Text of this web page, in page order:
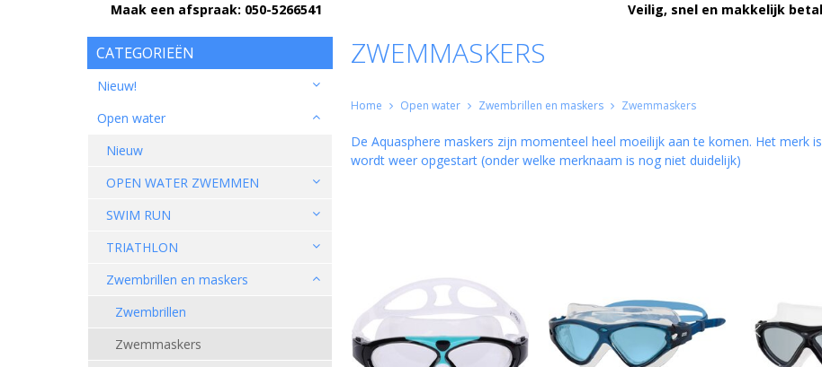
Maak een afspraak: 050-5266541
Veilig, snel en makkelijk
CATEGORIEËN
Nieuw!
Open water
Nieuw
OPEN WATER ZWEMMEN
SWIM RUN
TRIATHLON
Zwembrillen en maskers
Zwembrillen
Zwemmaskers
ZWEMMASKERS
Home Open water Zwembrillen en maskers Zwemmaskers
De Aquasphere maskers zijn momenteel heel moeilijk aan te komen. Het merk
wordt weer opgestart (onder welke merknaam is nog niet duidelijk)